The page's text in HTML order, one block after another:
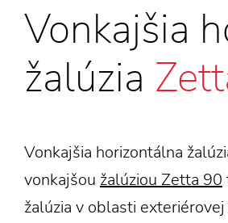
Vonkajšia
žalúzia
Vonkajšia horizontálna
vonkajšou žalúziou Zetta 90
žalúzia v oblasti